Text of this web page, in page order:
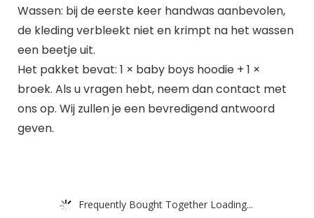
Wassen: bij de eerste keer handwas aanbevolen,
de kleding verbleekt niet en krimpt na het wassen
een beetje uit.
Het pakket bevat: 1 × baby boys hoodie + 1 ×
broek. Als u vragen hebt, neem dan contact met
ons op. Wij zullen je een bevredigend antwoord
geven.
Frequently Bought Together Loading...